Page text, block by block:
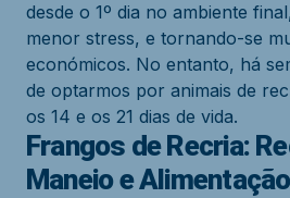
desde o 1º dia no ambiente
menor stress, e tornando-se
económicos. No entanto, há
de optarmos por animais de
os 14 e os 21 dias de vida.
Frangos de Recria:
Maneio e Alimentação